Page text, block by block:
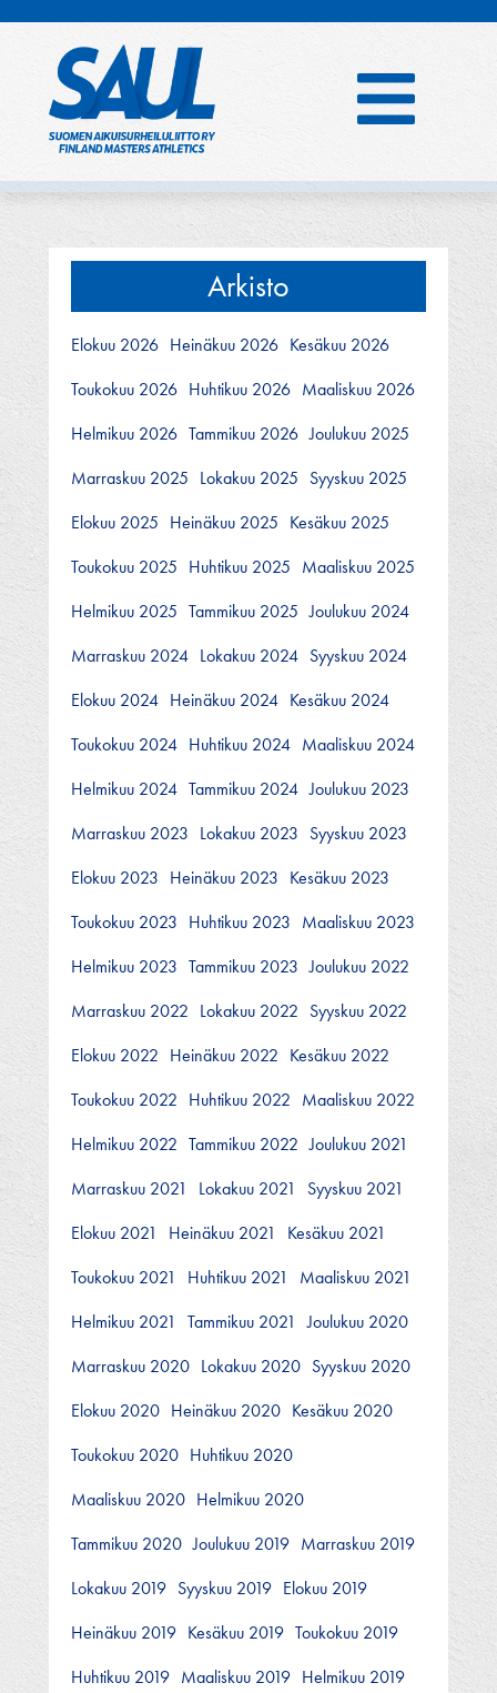
Arkisto
Elokuu 2026 Heinäkuu 2026 Kesäkuu 2026
Toukokuu 2026 Huhtikuu 2026 Maaliskuu 2026
Helmikuu 2026 Tammikuu 2026 Joulukuu 2025
Marraskuu 2025 Lokakuu 2025 Syyskuu 2025
Elokuu 2025 Heinäkuu 2025 Kesäkuu 2025
Toukokuu 2025 Huhtikuu 2025 Maaliskuu 2025
Helmikuu 2025 Tammikuu 2025 Joulukuu 2024
Marraskuu 2024 Lokakuu 2024 Syyskuu 2024
Elokuu 2024 Heinäkuu 2024 Kesäkuu 2024
Toukokuu 2024 Huhtikuu 2024 Maaliskuu 2024
Helmikuu 2024 Tammikuu 2024 Joulukuu 2023
Marraskuu 2023 Lokakuu 2023 Syyskuu 2023
Elokuu 2023 Heinäkuu 2023 Kesäkuu 2023
Toukokuu 2023 Huhtikuu 2023 Maaliskuu 2023
Helmikuu 2023 Tammikuu 2023 Joulukuu 2022
Marraskuu 2022 Lokakuu 2022 Syyskuu 2022
Elokuu 2022 Heinäkuu 2022 Kesäkuu 2022
Toukokuu 2022 Huhtikuu 2022 Maaliskuu 2022
Helmikuu 2022 Tammikuu 2022 Joulukuu 2021
Marraskuu 2021
Lokakuu 2021
Syyskuu 2021
Elokuu 2021
Heinäkuu 2021
Kesäkuu 2021
Toukokuu 2021
Huhtikuu 2021
Maaliskuu 2021
Helmikuu 2021
Tammikuu 2021
Joulukuu 2020
Marraskuu 2020 Lokakuu 2020 Syyskuu 2020
Elokuu 2020 Heinäkuu 2020 Kesäkuu 2020
Toukokuu 2020 Huhtikuu 2020
Maaliskuu 2020 Helmikuu 2020
Tammikuu 2020 Joulukuu 2019 Marraskuu 2019
Lokakuu 2019 Syyskuu 2019 Elokuu 2019
Heinäkuu 2019 Kesäkuu 2019 Toukokuu 2019
Huhtikuu 2019 Maaliskuu 2019 Helmikuu 2019